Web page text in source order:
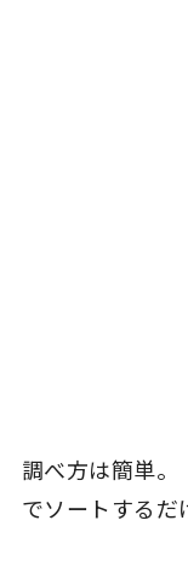
調べ方は簡単。
でソートするだ